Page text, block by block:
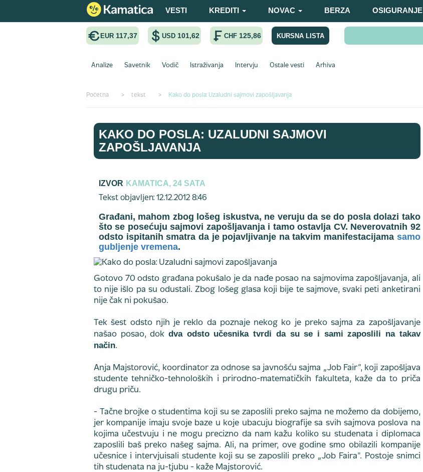
VESTI KREDITI NOVAC BERZA OSIGURANJE
EUR 117,37 USD 101,62 CHF 125,86 KURSNA LISTA
Analize Savetnik Vodič Istraživanja Intervju Ostale vesti Arhiva
Početna > tekst > Kako do posla: Uzaludni sajmovi zapošljavanja
KAKO DO POSLA: UZALUDNI SAJMOVI
ZAPOŠLJAVANJA
IZVOR KAMATICA, 24 SATA
Tekst objavljen: 12.12.2012 8:46
Građani, mahom zbog lošeg iskustva, ne veruju da se do posla dolazi tako
što se posećuju sajmovi zapošljavanja i tamo ostavlja CV. Neverovatnih 92
odsto ispitanih smatra da je pojavljivanje na takvim manifestacijama samo
gubljenje vremena.
Gotovo 70 odsto građana pokušalo je da nađe posao na sajmovima zapošljavanja, ali
to nije išlo pa su odustali. Zbog lošeg glasa koji bije te sajmove, svaki peti anketirani
nije čak ni pokušao.
Tek šest odsto njih je reklo da poznaje nekog ko je preko sajma za zapošljavanje
našao posao, dokdva odsto učesnika tvrdi da su se i sami zaposlili na takav
način.
Anja Majstorović, koordinator za odnose sa javnošću sajma „Job Fair”, koji zapošljava
studente tehničko-tehnoloških i prirodno-matematičkih fakulteta, kaže da to priča
drugu priču.
- Tačne brojke o studentima koji su se zaposlili preko sajma ne možemo da dobijemo,
jer kompanije imaju svoje baze u koje ubacuju biografije sa svih sajmova poslova na
kojima učestvuju i ne mogu precizno da nam kažu koliko su studenata i diplomaca
zaposlili baš preko našeg sajma. Ali, na primer, ove godine smo obilazili kompanije
učesnice i intervjuisali studente koji su se zaposlili preko „Job Faira". Postoje snimci
tih studenata na ju-tjubu - kaže Majstorović.